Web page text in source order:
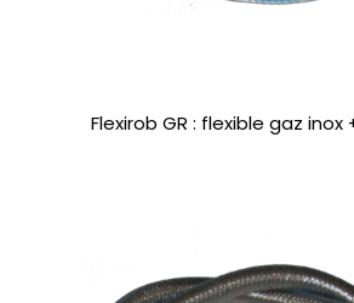
Flexirob GR : flexible gaz inox